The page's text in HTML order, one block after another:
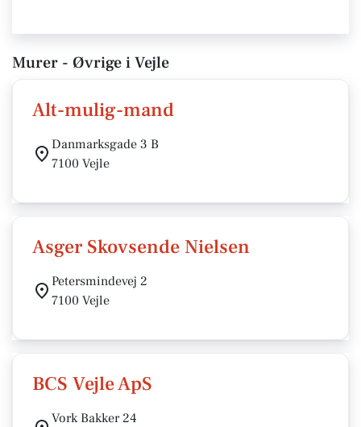
Murer - Øvrige i Vejle
Alt-mulig-mand
Danmarksgade 3 B
7100 Vejle
Asger Skovsende Nielsen
Petersmindevej 2
7100 Vejle
BCS Vejle ApS
Vork Bakker 24